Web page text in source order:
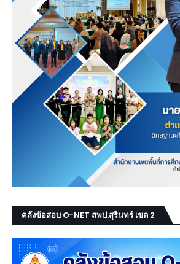
คลังข้อสอบ O-NET สพป.สุรินทร์ เขต 2